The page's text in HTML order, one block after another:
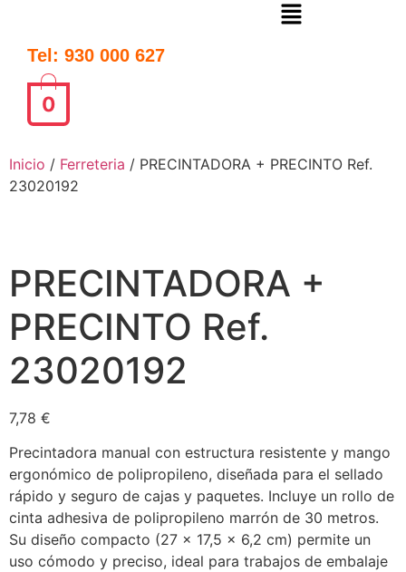
Tel: 930 000 627
0
Inicio / Ferreteria / PRECINTADORA + PRECINTO Ref.
23020192
PRECINTADORA +
PRECINTO Ref.
23020192
7,78 €
Precintadora manual con estructura resistente y mango
ergonómico de polipropileno, diseñada para el sellado
rápido y seguro de cajas y paquetes. Incluye un rollo de
cinta adhesiva de polipropileno marrón de 30 metros.
Su diseño compacto (27 × 17,5 × 6,2 cm) permite un
uso cómodo y preciso, ideal para trabajos de embalaje